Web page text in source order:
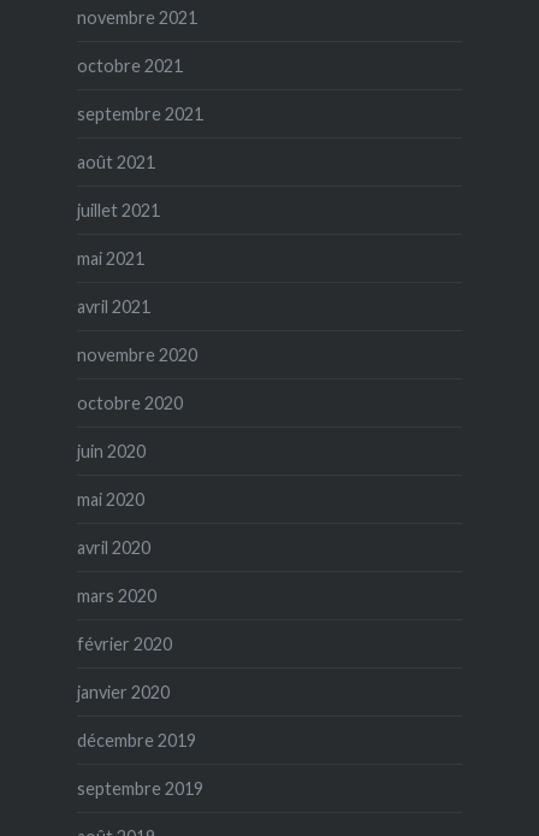
novembre 2021
octobre 2021
septembre 2021
août 2021
juillet 2021
mai 2021
avril 2021
novembre 2020
octobre 2020
juin 2020
mai 2020
avril 2020
mars 2020
février 2020
janvier 2020
décembre 2019
septembre 2019